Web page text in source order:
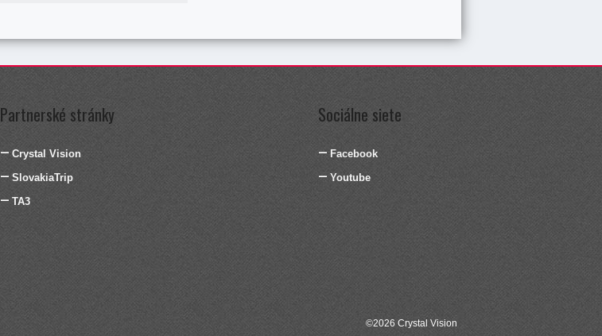
Partnerské stránky
Crystal Vision
SlovakiaTrip
TA3
Sociálne siete
Facebook
Youtube
©2026 Crystal Vision